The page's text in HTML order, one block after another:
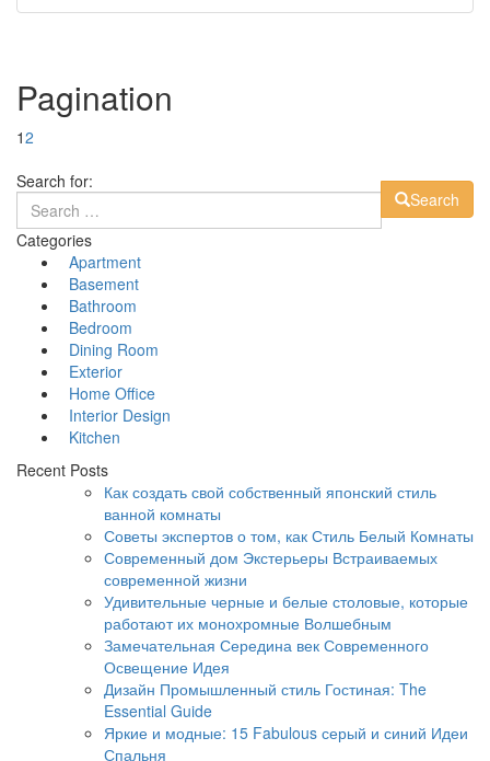
Pagination
12
Search for:
Search
Categories
Apartment
Basement
Bathroom
Bedroom
Dining Room
Exterior
Home Office
Interior Design
Kitchen
Recent Posts
Как создать свой собственный японский стиль
ванной комнаты
Советы экспертов о том, как Стиль Белый Комнаты
Современный дом Экстерьеры Встраиваемых
современной жизни
Удивительные черные и белые столовые, которые
работают их монохромные Волшебным
Замечательная Середина век Современного
Освещение Идея
Дизайн Промышленный стиль Гостиная: The
Essential Guide
Яркие и модные: 15 Fabulous серый и синий Идеи
Спальня